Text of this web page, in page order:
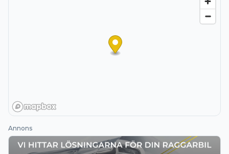
Annons